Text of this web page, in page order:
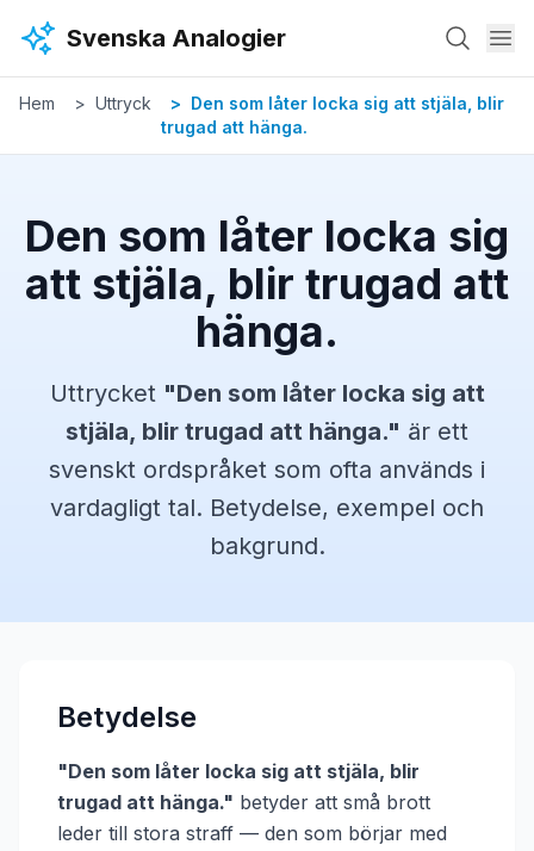
Svenska Analogier
Hem Uttryck
Den som låter locka sig att stjäla, blir
trugad att hänga.
Den som låter locka sig
att stjäla, blir trugad att
hänga.
Uttrycket "Den som låter locka sig att
stjäla, blir trugad att hänga." är ett
svenskt ordspråket som ofta används i
vardagligt tal. Betydelse, exempel och
bakgrund.
Betydelse
"Den som låter locka sig att stjäla, blir
trugad att hänga." betyder att små brott
leder till stora straff — den som börjar med